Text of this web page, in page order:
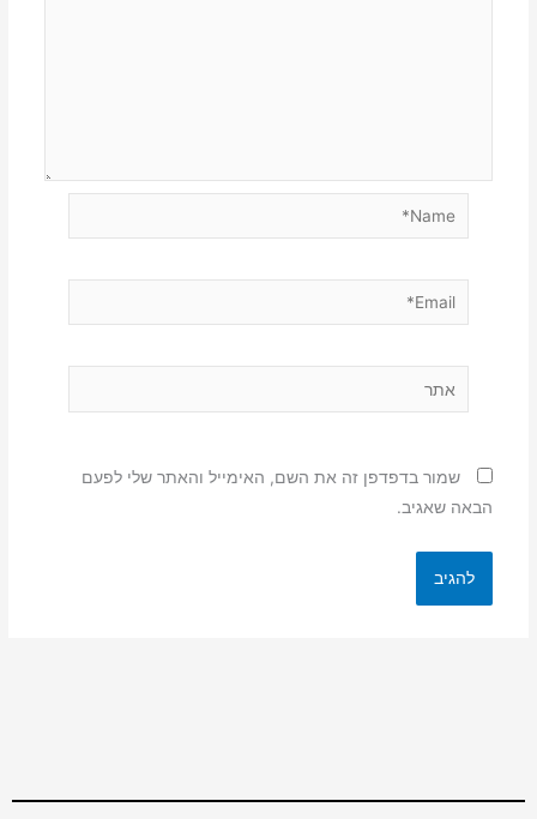
Email*
שמור בדפדפן זה את השם, האימייל והאתר שלי לפעם
הבאה שאגיב.